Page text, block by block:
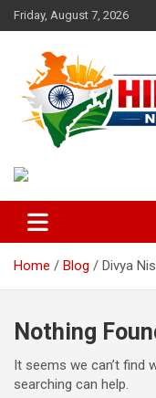
Skip
to
Friday, August 7, 2026
Hindustan
Home Blog Divya
Nothing
It seems we can’t find
searching can help.